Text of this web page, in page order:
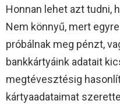
Honnan lehet azt tudni,
Nem könnyű, mert
próbálnak meg pénzt,
bankkártyáink adatait
megtévesztésig
kártyaadataimat